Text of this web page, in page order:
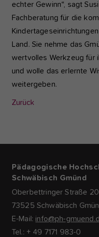
echter Gewinn“, sagt
Fachberatung für die
Land. Sie nehme das
wertvolles Werkzeug für
und wolle das erlernte
weitergeben.
Zurück
Pädagogische
Schwäbisch Gmünd
Oberbettringer Straße
73525 Schwäbisch
E-Mail: info@ph-
Tel.: + 49 7171 983-0